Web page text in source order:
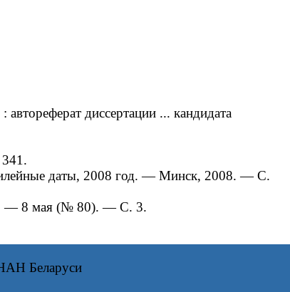
диссертации ... кандидата
даты, 2008 год. ― Минск, 2008. — С.
— 8 мая (№ 80). — С. 3.
Беларуси